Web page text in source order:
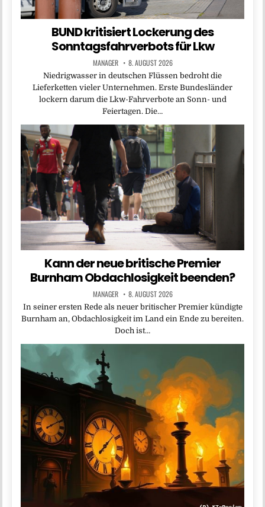
BUND kritisiert Lockerung des
Sonntagsfahrverbots für Lkw
MANAGER 8. AUGUST 2026
Niedrigwasser in deutschen Flüssen bedroht die
Lieferketten vieler Unternehmen. Erste Bundesländer
lockern darum die Lkw-Fahrverbote an Sonn- und
Feiertagen. Die…
Kann der neue britische Premier
Burnham Obdachlosigkeit beenden?
MANAGER 8. AUGUST 2026
In seiner ersten Rede als neuer britischer Premier kündigte
Burnham an, Obdachlosigkeit im Land ein Ende zu bereiten.
Doch ist…